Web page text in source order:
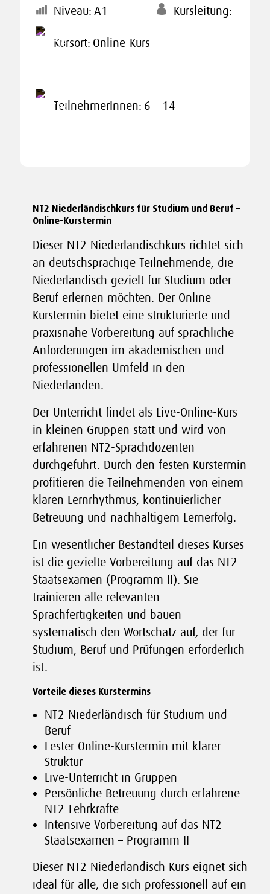
Niveau: A1 Kursleitung:
Kursort: Online-Kurs
TeilnehmerInnen: 6 - 14
NT2 Niederländischkurs für Studium und Beruf –
Online-Kurstermin
Dieser NT2 Niederländischkurs richtet sich
an deutschsprachige Teilnehmende, die
Niederländisch gezielt für Studium oder
Beruf erlernen möchten. Der Online-
Kurstermin bietet eine strukturierte und
praxisnahe Vorbereitung auf sprachliche
Anforderungen im akademischen und
professionellen Umfeld in den
Niederlanden.
Der Unterricht findet als Live-Online-Kurs
in kleinen Gruppen statt und wird von
erfahrenen NT2-Sprachdozenten
durchgeführt. Durch den festen Kurstermin
profitieren die Teilnehmenden von einem
klaren Lernrhythmus, kontinuierlicher
Betreuung und nachhaltigem Lernerfolg.
Ein wesentlicher Bestandteil dieses Kurses
ist die gezielte Vorbereitung auf das NT2
Staatsexamen (Programm II). Sie
trainieren alle relevanten
Sprachfertigkeiten und bauen
systematisch den Wortschatz auf, der für
Studium, Beruf und Prüfungen erforderlich
ist.
Vorteile dieses Kurstermins
NT2 Niederländisch für Studium und
Beruf
Fester Online-Kurstermin mit klarer
Struktur
Live-Unterricht in Gruppen
Persönliche Betreuung durch erfahrene
NT2-Lehrkräfte
Intensive Vorbereitung auf das NT2
Staatsexamen – Programm II
Dieser NT2 Niederländisch Kurs eignet sich
ideal für alle, die sich professionell auf ein